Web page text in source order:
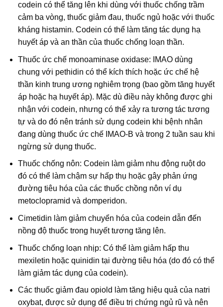
codein có thể tăng lên khi dùng với thuốc chống trầm
cảm ba vòng, thuốc giảm đau, thuốc ngủ hoặc với thuốc
kháng histamin. Codein có thể làm tăng tác dụng hạ
huyết áp và an thần của thuốc chống loạn thần.
Thuốc ức chế monoaminase oxidase: IMAO dùng
chung với pethidin có thể kích thích hoặc ức chế hệ
thần kinh trung ương nghiêm trọng (bao gồm tăng huyết
áp hoặc hạ huyết áp). Mặc dù điều này không được ghi
nhận với codein, nhưng có thể xảy ra tương tác tương
tự và do đó nên tránh sử dụng codein khi bệnh nhân
đang dùng thuốc ức chế IMAO-B và trong 2 tuần sau khi
ngừng sử dụng thuốc.
Thuốc chống nôn: Codein làm giảm nhu động ruột do
đó có thể làm chậm sự hấp thụ hoặc gây phản ứng
đường tiêu hóa của các thuốc chồng nôn ví dụ
metoclopramid và domperidon.
Cimetidin làm giảm chuyển hóa của codein dẫn đến
nồng độ thuốc trong huyết tương tăng lên.
Thuốc chống loạn nhịp: Có thể làm giảm hấp thu
mexiletin hoặc quinidin tại đường tiêu hóa (do đó có thể
làm giảm tác dụng của codein).
Các thuốc giảm đau opiold làm tăng hiệu quả của natri
oxybat, được sử dụng để điều trị chứng ngủ rũ và nên